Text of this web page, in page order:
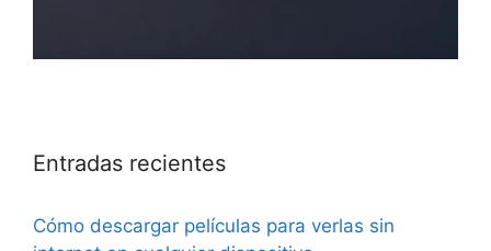
Entradas recientes
Cómo descargar películas para verlas sin